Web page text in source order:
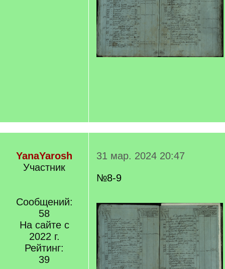
YanaYarosh
Участник
Сообщений:
58
На сайте с
2022 г.
Рейтинг:
39
31 мар. 2024 20:47
№8-9